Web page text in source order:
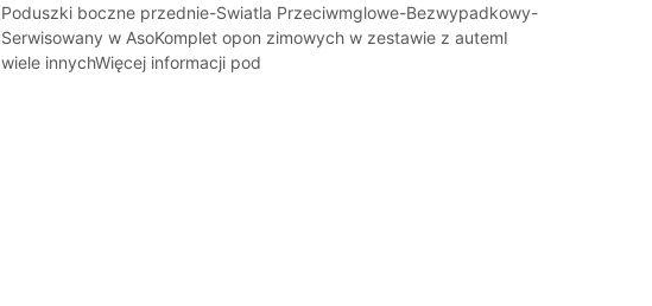
Poduszki boczne przednie-Swiatla Przeciwmglowe-Bezwypadkowy-
Serwisowany w AsoKomplet opon zimowych w zestawie z autemI
wiele innychWięcej informacji pod